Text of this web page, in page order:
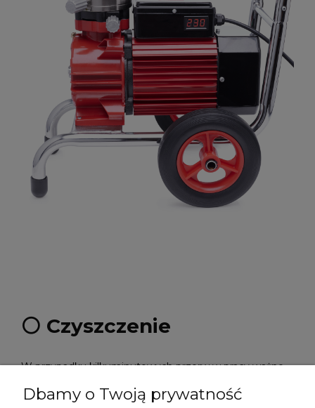
⚪️ Czyszczenie
W przypadku kilkuminutowych przerw w pracy ważne
pojemniku z odpowiednim rozpuszczalnikiem lub wodą
Dbamy o Twoją prywatność